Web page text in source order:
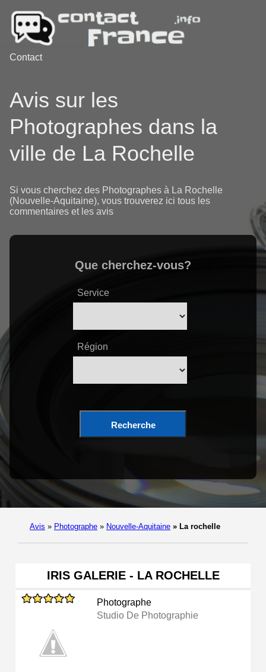
Contact
Avis sur les
Photographes dans la
ville de La Rochelle
Si vous cherchez des Photographes à La Rochelle
(Nouvelle-Aquitaine), vous trouverez ici tous les
commentaires et les avis
Que cherchez-vous?
Service
Région
Recherche
Avis » Photographe » Nouvelle-Aquitaine » La rochelle
IRIS GALERIE - LA ROCHELLE
Photographe
Studio De Photographie